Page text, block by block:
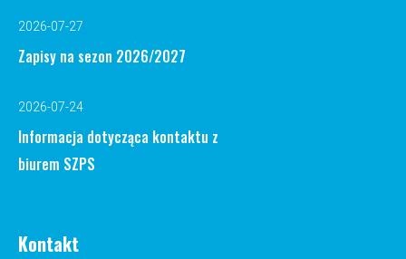
2026-07-27
Zapisy na sezon 2026/2027
2026-07-24
Informacja dotycząca kontaktu z
biurem SZPS
Kontakt